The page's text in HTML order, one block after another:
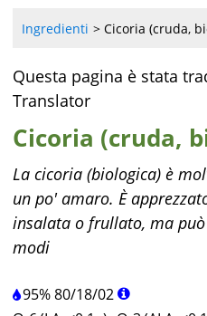
Ingredienti Cicoria (cruda,
Questa pagina è stata
Translator
Cicoria (cruda,
La cicoria (biologica) è
un po' amaro. È
insalata o frullato, ma
modi
95%80/18/02